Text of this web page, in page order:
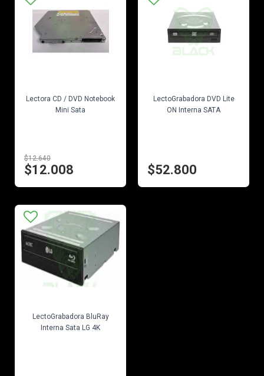
Lectora CD / DVD Notebook
Mini Sata
$12.640
$12.008
LectoGrabadora DVD Lite
ON Interna SATA
$52.800
LectoGrabadora BluRay
Interna Sata LG 4K